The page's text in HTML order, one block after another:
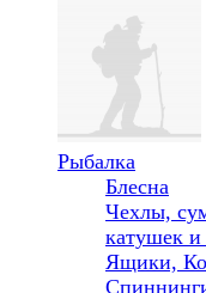
Рыбалка
Блесна
Чехлы,
катушек и
Ящики,